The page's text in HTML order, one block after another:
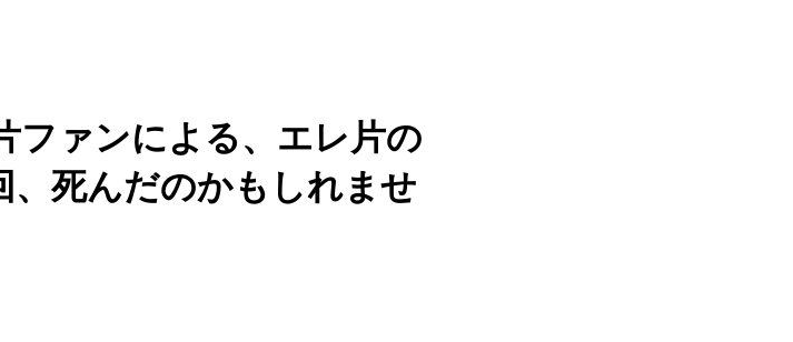
ファンによる、エレ片の
、死んだのかもしれませ